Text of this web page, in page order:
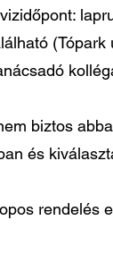
(Tópark
biztos
és
rendelés